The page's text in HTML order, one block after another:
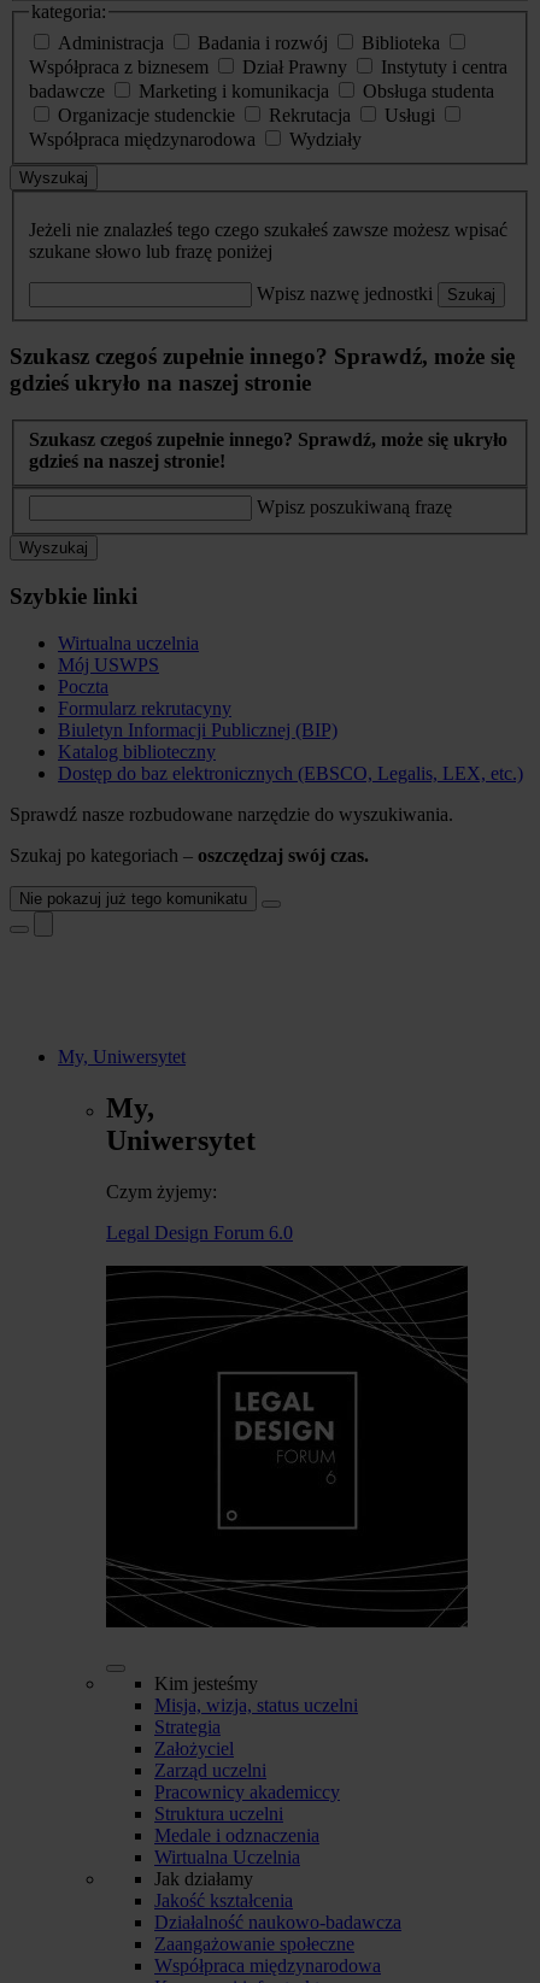
kategoria:
Administracja
Badania i rozwój
Biblioteka
Współpraca z biznesem
Dział Prawny
Instytuty i centra
badawcze
Marketing i komunikacja
Obsługa studenta
Organizacje studenckie
Rekrutacja
Usługi
Współpraca międzynarodowa
Wydziały
Wyszukaj
Jeżeli nie znalazłeś tego czego szukałeś zawsze możesz wpisać
szukane słowo lub frazę poniżej
Wpisz nazwę jednostki Szukaj
Szukasz czegoś zupełnie innego? Sprawdź, może się
gdzieś ukryło na naszej stronie
Szukasz czegoś zupełnie innego? Sprawdź, może się ukryło
gdzieś na naszej stronie!
Wpisz poszukiwaną frazę
Wyszukaj
Szybkie linki
Wirtualna uczelnia
Mój USWPS
Poczta
Formularz rekrutacyny
Biuletyn Informacji Publicznej (BIP)
Katalog biblioteczny
Dostęp do baz elektronicznych (EBSCO, Legalis, LEX, etc.)
Sprawdź nasze rozbudowane narzędzie do wyszukiwania.
Szukaj po kategoriach – oszczędzaj swój czas.
Nie pokazuj już tego komunikatu
My, Uniwersytet
My,
Uniwersytet
Czym żyjemy:
Legal Design Forum 6.0
Kim jesteśmy
Misja, wizja, status uczelni
Strategia
Założyciel
Zarząd uczelni
Pracownicy akademiccy
Struktura uczelni
Medale i odznaczenia
Wirtualna Uczelnia
Jak działamy
Jakość kształcenia
Działalność naukowo-badawcza
Zaangażowanie społeczne
Współpraca międzynarodowa